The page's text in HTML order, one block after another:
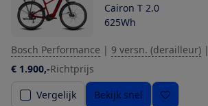
Cairon T 2.0
625Wh
Bosch Performance | 9 versn. (derailleur) |
€ 1.900,-Richtprijs
Vergelijk
Bekijk snel